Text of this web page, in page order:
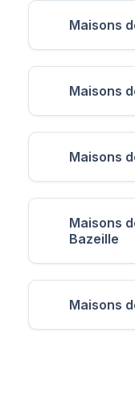
Maisons
Maisons
Maisons
Maisons
Bazeille
Maisons